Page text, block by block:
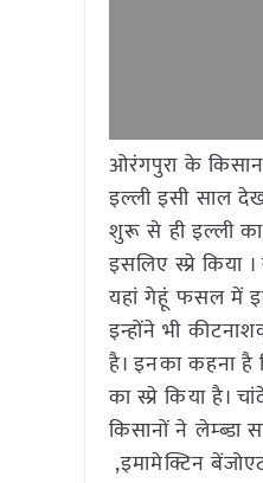
ओरंगपुरा के
इल्ली इसी साल
शुरू से ही इल्ली का
इसलिए स्प्रे किया
यहां गेहूं फसल में
इन्होंने भी
है। इनका कहना है
का स्प्रे किया है।
किसानों ने लेम्ब्डा
,इमामेक्टिन